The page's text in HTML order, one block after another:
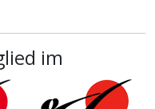
im